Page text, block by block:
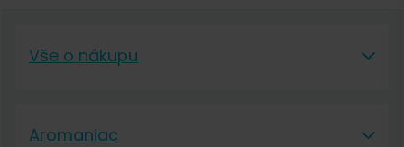
Vše o nákupu
Aromaniac